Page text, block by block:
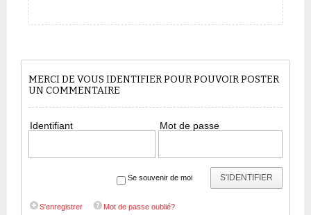
MERCI DE VOUS IDENTIFIER POUR POUVOIR POSTER
UN COMMENTAIRE
Identifiant Mot de passe
S'IDENTIFIER
Se souvenir de moi
S'enregistrer Mot de passe oublié?